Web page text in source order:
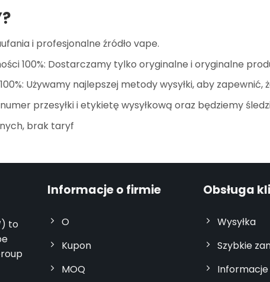
i profesjonalne źródło vape.
100%: Dostarczamy tylko oryginalne i oryginalne
Używamy najlepszej metody wysyłki, aby zapewnić,
przesyłki i etykietę wysyłkową oraz będziemy
brak taryf
to
Informacje o firmie
O
Kupon
MOQ
Obsługa
Wysyłka
Szybkie
Informacje